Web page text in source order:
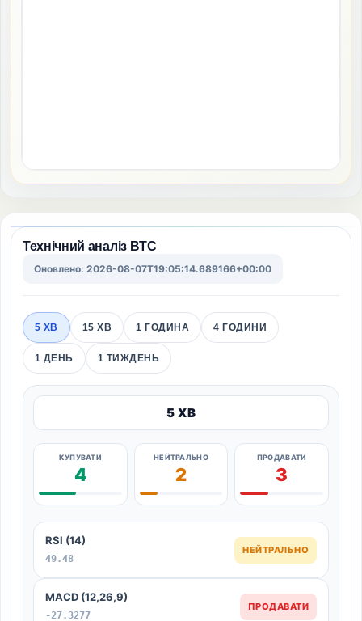
Технічний аналіз BTC
Оновлено: 2026-08-07T19:05:14.689166+00:00
5 ХВ 15 ХВ 1 ГОДИНА 4 ГОДИНИ
1 ДЕНЬ 1 ТИЖДЕНЬ
5 ХВ
КУПУВАТИ
4
НЕЙТРАЛЬНО
2
ПРОДАВАТИ
3
RSI (14)
49.48
НЕЙТРАЛЬНО
MACD (12,26,9)
-27.3277
ПРОДАВАТИ